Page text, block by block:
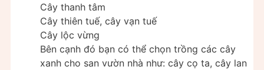
Cây thanh tâm
Cây thiên tuế, cây vạn tuế
Cây lộc vừng
Bên cạnh đó bạn có thể chọn trồng các cây
xanh cho san vườn nhà như: cây cọ ta, cây lan